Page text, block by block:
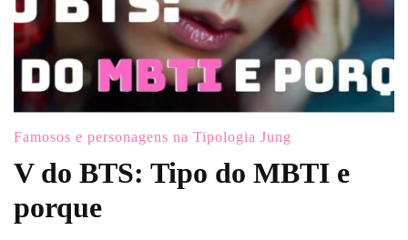
Famosos e personagens na Tipologia Jung
V do BTS: Tipo do MBTI e
porque